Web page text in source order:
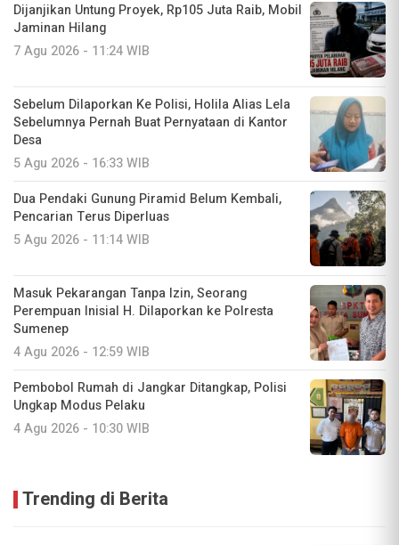
Dijanjikan Untung Proyek, Rp105 Juta Raib, Mobil
Jaminan Hilang
7 Agu 2026 - 11:24 WIB
Sebelum Dilaporkan Ke Polisi, Holila Alias Lela
Sebelumnya Pernah Buat Pernyataan di Kantor
Desa
5 Agu 2026 - 16:33 WIB
Dua Pendaki Gunung Piramid Belum Kembali,
Pencarian Terus Diperluas
5 Agu 2026 - 11:14 WIB
Masuk Pekarangan Tanpa Izin, Seorang
Perempuan Inisial H. Dilaporkan ke Polresta
Sumenep
4 Agu 2026 - 12:59 WIB
Pembobol Rumah di Jangkar Ditangkap, Polisi
Ungkap Modus Pelaku
4 Agu 2026 - 10:30 WIB
Trending di Berita